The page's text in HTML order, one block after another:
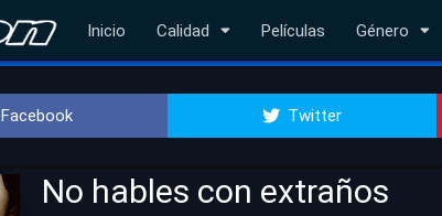
Inicio Calidad Películas Género
Facebook Twitter
No hables con extraños